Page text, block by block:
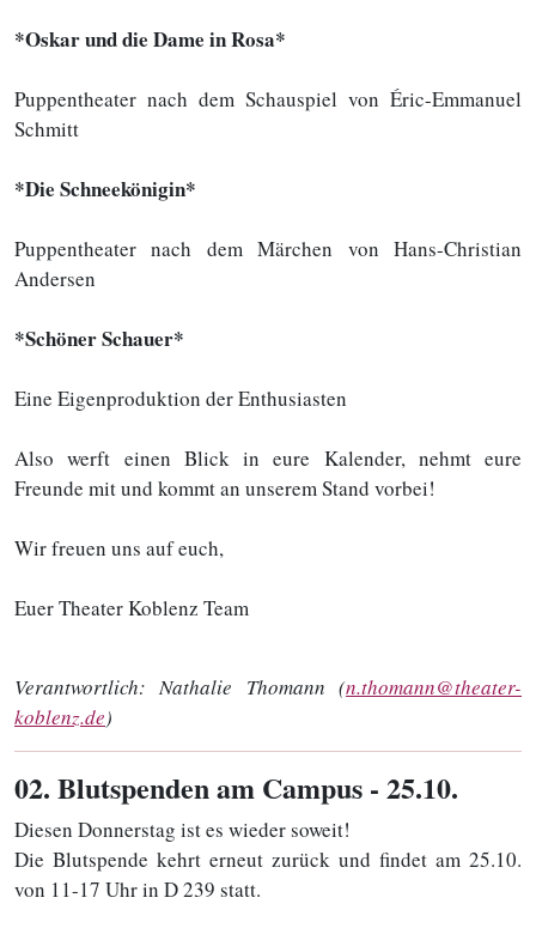
*Oskar und die Dame in Rosa*
Puppentheater nach dem Schauspiel von Éric-Emmanuel
Schmitt
*Die Schneekönigin*
Puppentheater nach dem Märchen von Hans-Christian
Andersen
*Schöner Schauer*
Eine Eigenproduktion der Enthusiasten
Also werft einen Blick in eure Kalender, nehmt eure
Freunde mit und kommt an unserem Stand vorbei!
Wir freuen uns auf euch,
Euer Theater Koblenz Team
Verantwortlich: Nathalie Thomann (n.thomann@theater-
koblenz.de)
02. Blutspenden am Campus - 25.10.
Diesen Donnerstag ist es wieder soweit!
Die Blutspende kehrt erneut zurück und findet am 25.10.
von 11-17 Uhr in D 239 statt.